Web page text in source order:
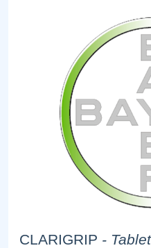
CLARIGRIP -